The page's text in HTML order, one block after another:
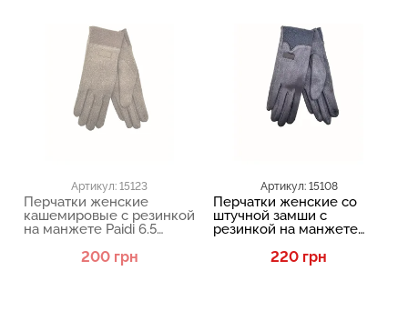
Артикул: 15123
Перчатки женские
кашемировые с резинкой
на манжете Paidi 6.5
200 грн
Артикул: 15108
Перчатки женские со
штучной замши с
резинкой на манжете
220 грн